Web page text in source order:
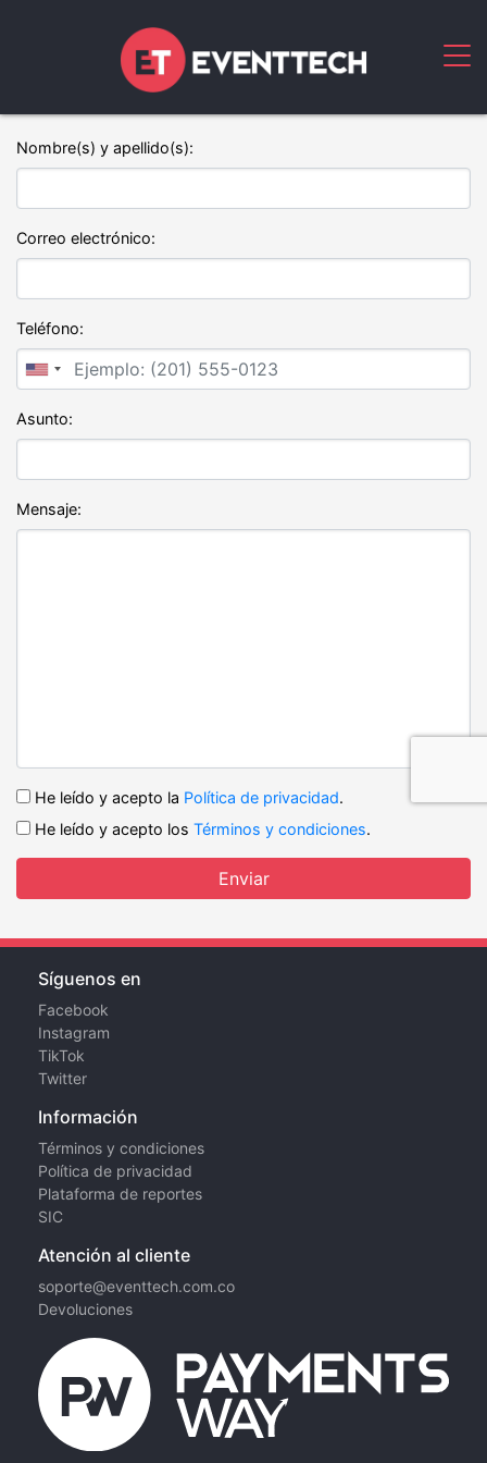
Nombre(s) y apellido(s):
Correo electrónico:
Teléfono:
Asunto:
Mensaje:
He leído y acepto la Política de privacidad.
He leído y acepto los Términos y condiciones.
Enviar
Síguenos en
Facebook
Instagram
TikTok
Twitter
Información
Términos y condiciones
Política de privacidad
Plataforma de reportes
SIC
Atención al cliente
soporte@eventtech.com.co
Devoluciones